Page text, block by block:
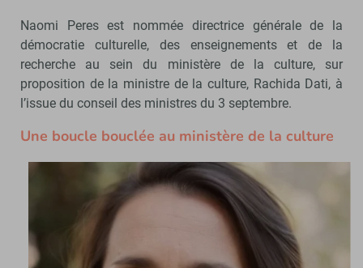
Naomi Peres est nommée directrice générale de la
démocratie culturelle, des enseignements et de la
recherche au sein du ministère de la culture, sur
proposition de la ministre de la culture, Rachida Dati, à
l’issue du conseil des ministres du 3 septembre.
Une boucle bouclée au ministère de la culture